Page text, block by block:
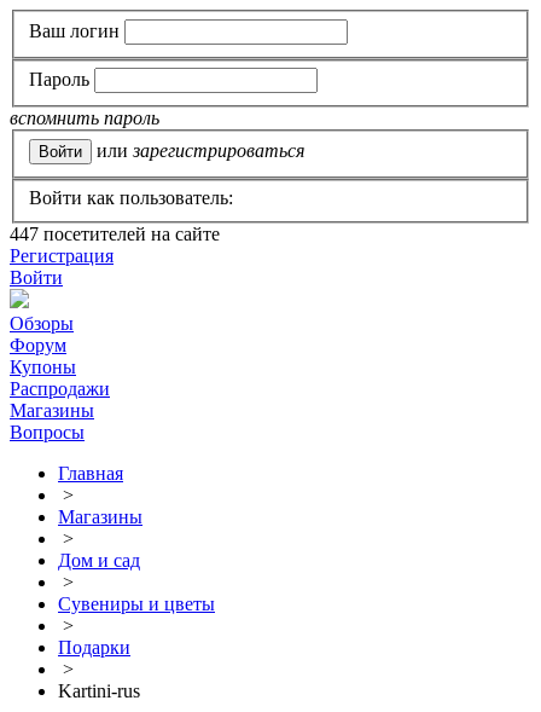
Ваш логин
Пароль
вспомнить пароль
или зарегистрироваться
Войти как пользователь:
447 посетителей на сайте
Регистрация
Войти
Обзоры
Форум
Купоны
Распродажи
Магазины
Вопросы
Главная
>
Магазины
>
Дом и сад
>
Сувениры и цветы
>
Подарки
>
Kartini-rus